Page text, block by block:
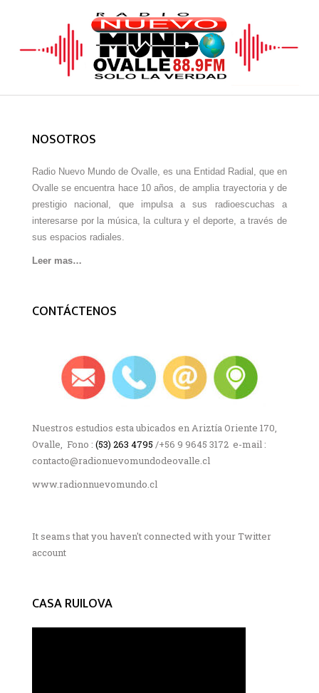
NOSOTROS
Radio Nuevo Mundo de Ovalle, es una Entidad Radial, que en
Ovalle se encuentra hace 10 años, de amplia trayectoria y de
prestigio nacional, que impulsa a sus radioescuchas a
interesarse por la música, la cultura y el deporte, a través de
sus espacios radiales.
Leer mas…
CONTÁCTENOS
Nuestros estudios esta ubicados en Ariztía Oriente 170,
Ovalle, Fono : (53) 263 4795 /+56 9 9645 3172 e-mail :
contacto@radionuevomundodeovalle.cl
www.radionnuevomundo.cl
It seams that you haven't connected with your Twitter
account
CASA RUILOVA